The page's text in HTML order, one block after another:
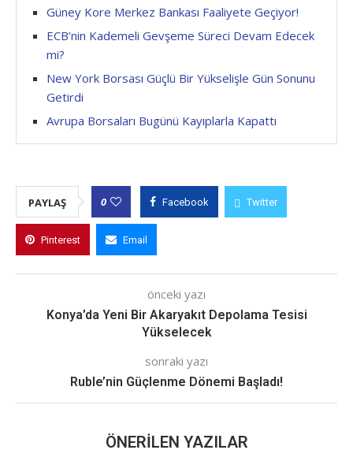
Güney Kore Merkez Bankası Faaliyete Geçiyor!
ECB’nin Kademeli Gevşeme Süreci Devam Edecek
mi?
New York Borsası Güçlü Bir Yükselişle Gün Sonunu
Getirdi
Avrupa Borsaları Bugünü Kayıplarla Kapattı
PAYLAŞ 0 Facebook Twitter
Pinterest Email
önceki yazı
Konya’da Yeni Bir Akaryakıt Depolama Tesisi
Yükselecek
sonraki yazı
Ruble’nin Güçlenme Dönemi Başladı!
ÖNERILEN YAZILAR